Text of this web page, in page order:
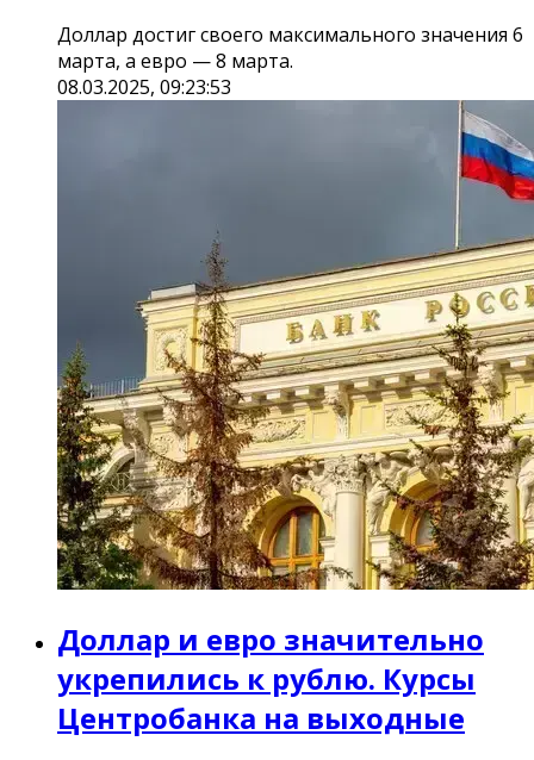
Доллар достиг своего максимального значения 6
марта, а евро — 8 марта.
08.03.2025, 09:23:53
Доллар и евро значительно
укрепились к рублю. Курсы
Центробанка на выходные